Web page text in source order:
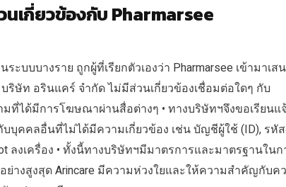
นเกี่ยวข้องกับ Pharmarsee
บบบางราย ถูกผู้ที่เรียกตัวเองว่า Pharmarsee เข้ามาเส
ริษัท อรินแคร์ จำกัด ไม่มีส่วนเกี่ยวข้องเชื่อมต่อใดๆ กับ
ที่ได้มีการโฆษณาผ่านสื่อต่างๆ • ทางบริษัทฯจึงขอเรียนแ
คคลอื่นที่ไม่ได้มีความเกี่ยวข้อง เช่น บัญชีผู้ใช้ (ID), รหั
งเครื่อง • ทั้งนี้ทางบริษัทฯมีมาตรการและมาตรฐานในก
งสูงสุด Arincare มีความห่วงใยและให้ความสำคัญกับค